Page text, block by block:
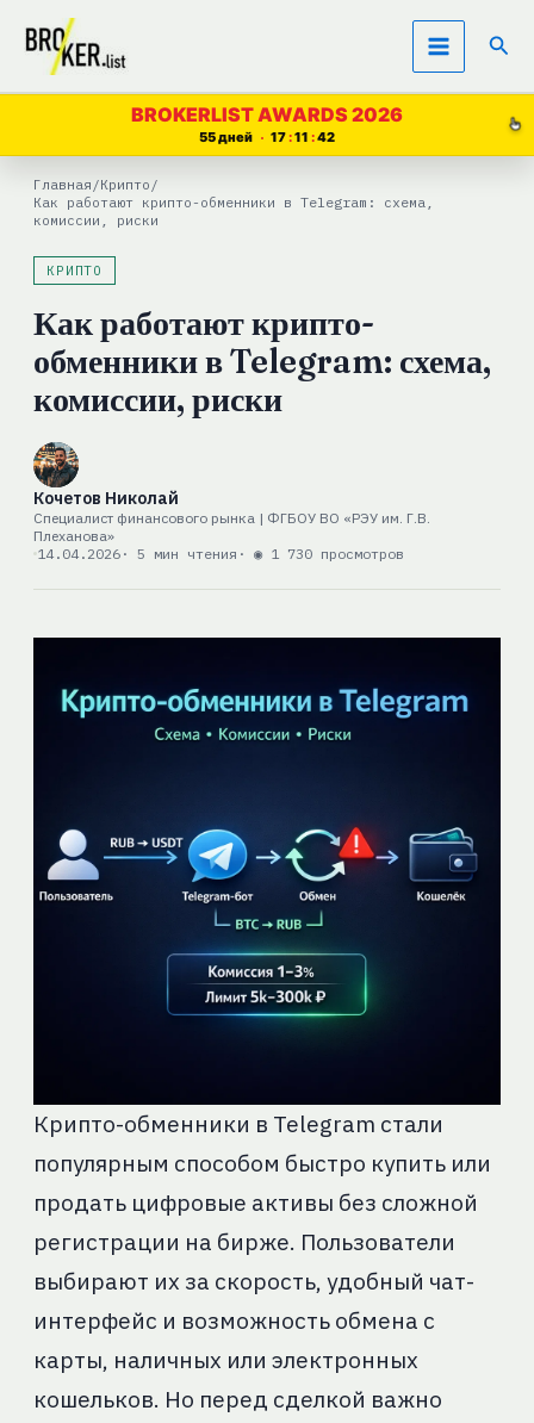
Перейти
содержимому
BROKERLIST AWARDS 2026
55 дней 17 11 41
Главная /Крипто /
Как работают крипто-обменники в Telegram: схема,
комиссии, риски
КРИПТО
Как работают крипто-
обменники в Telegram: схема,
комиссии, риски
Кочетов Николай
Специалист финансового рынка | ФГБОУ ВО «РЭУ им. Г.В.
Плеханова»
14.04.2026· 5 мин чтения · ◉ 1 730 просмотров
Крипто-обменники в Telegram стали
популярным способом быстро купить или
продать цифровые активы без сложной
регистрации на бирже. Пользователи
выбирают их за скорость, удобный чат-
интерфейс и возможность обмена с
карты, наличных или электронных
кошельков. Но перед сделкой важно